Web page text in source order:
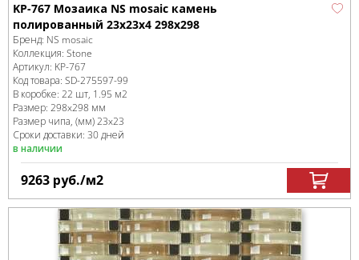
KP-767 Мозаика NS mosaic камень
полированный 23x23x4 298x298
Бренд: NS mosaic
Коллекция: Stone
Артикул: KP-767
Код товара: SD-275597-99
В коробке: 22 шт, 1.95 м2
Размер: 298x298 мм
Размер чипа, (мм)23x23
Сроки доставки: 30 дней
в наличии
9263 руб./м2